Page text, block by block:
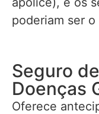
poderiam ser
Seguro
Doenças
Oferece